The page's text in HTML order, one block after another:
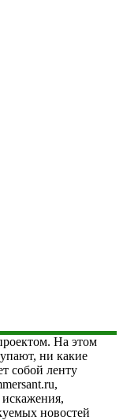
На этом
ни какие
собой ленту
новостей